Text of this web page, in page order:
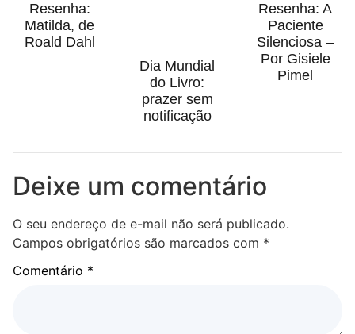
Resenha:
Matilda, de
Roald Dahl
Dia Mundial
do Livro:
prazer sem
notificação
Resenha: A
Paciente
Silenciosa –
Por Gisiele
Pimel
Deixe um comentário
O seu endereço de e-mail não será publicado.
Campos obrigatórios são marcados com *
Comentário *